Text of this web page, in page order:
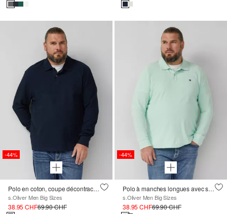
-44%
Polo en coton, coupe décontractée
s.Oliver Men Big Sizes
38.95 CHF69.90 CHF
-44%
Polo à manches longues avec structure gaufrée et patch logo
s.Oliver Men Big Sizes
38.95 CHF69.90 CHF